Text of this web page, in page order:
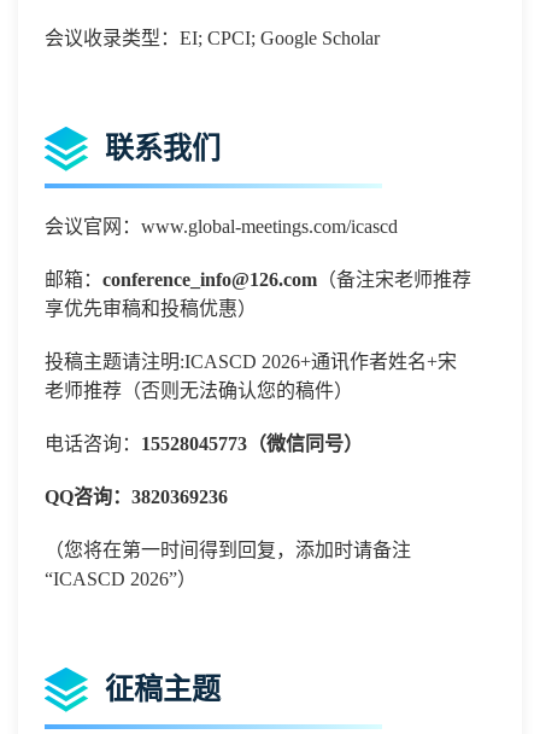
会议收录类型：EI; CPCI; Google Scholar
联系我们
会议官网：www.global-meetings.com/icascd
邮箱： conference_info@126.com （备注宋老师推荐
享优先审稿和投稿优惠）
投稿主题请注明:ICASCD 2026+通讯作者姓名+宋
老师推荐（否则无法确认您的稿件）
电话咨询： 15528045773（微信同号）
QQ咨询： 3820369236
（您将在第一时间得到回复，添加时请备注
“ICASCD 2026”）
征稿主题